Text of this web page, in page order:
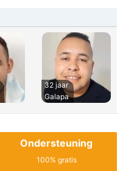
32 jaar
Galapa
Ondersteuning
100% gratis